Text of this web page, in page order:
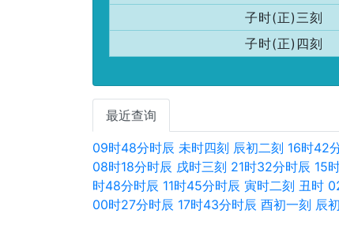
子时(正)三刻
子时(正)四刻
最近查询
09时48分时辰 未时四刻 辰初二刻 16时42
08时18分时辰 戌时三刻 21时32分时辰 15
时48分时辰 11时45分时辰 寅时二刻 丑时
00时27分时辰 17时43分时辰 酉初一刻 辰